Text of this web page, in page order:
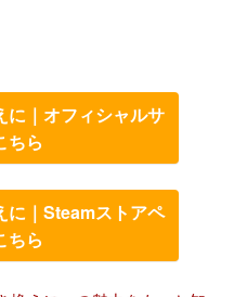
に｜オフィシャルサ
ちら
に｜Steamストアペ
ちら